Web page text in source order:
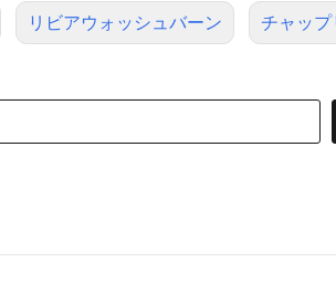
リビアウォッシュバーン チャップ